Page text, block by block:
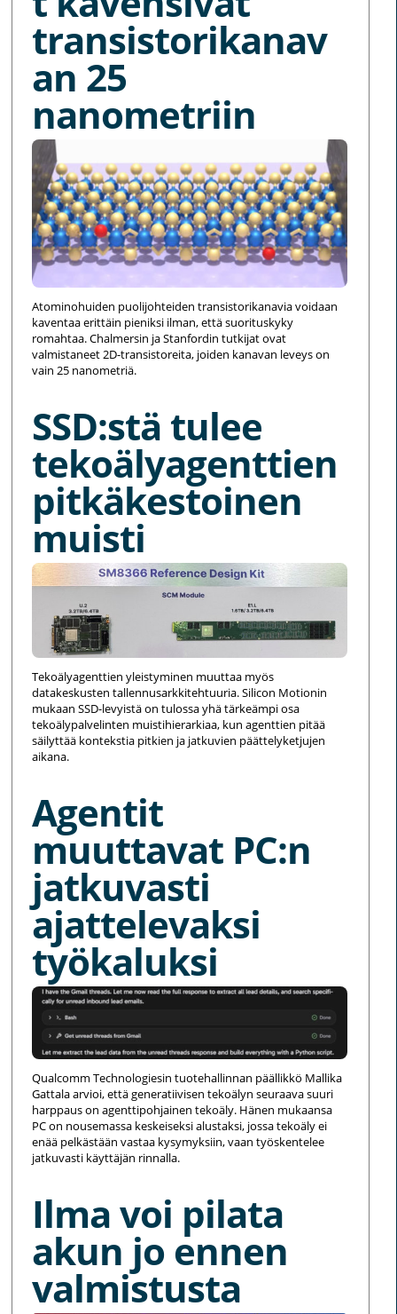
transistorikanav
an 25
nanometriin
Atominohuiden puolijohteiden transistorikanavia voidaan
kaventaa erittäin pieniksi ilman, että suorituskyky
romahtaa. Chalmersin ja Stanfordin tutkijat ovat
valmistaneet 2D-transistoreita, joiden kanavan leveys on
vain 25 nanometriä.
SSD:stä tulee
tekoälyagenttien
pitkäkestoinen
muisti
Tekoälyagenttien yleistyminen muuttaa myös
datakeskusten tallennusarkkitehtuuria. Silicon Motionin
mukaan SSD-levyistä on tulossa yhä tärkeämpi osa
tekoälypalvelinten muistihierarkiaa, kun agenttien pitää
säilyttää kontekstia pitkien ja jatkuvien päättelyketjujen
aikana.
Agentit
muuttavat PC:n
jatkuvasti
ajattelevaksi
työkaluksi
Qualcomm Technologiesin tuotehallinnan päällikkö Mallika
Gattala arvioi, että generatiivisen tekoälyn seuraava suuri
harppaus on agenttipohjainen tekoäly. Hänen mukaansa
PC on nousemassa keskeiseksi alustaksi, jossa tekoäly ei
enää pelkästään vastaa kysymyksiin, vaan työskentelee
jatkuvasti käyttäjän rinnalla.
Ilma voi pilata
akun jo ennen
valmistusta